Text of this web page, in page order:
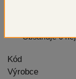
Obsahuje 6
Kód
Výrobce